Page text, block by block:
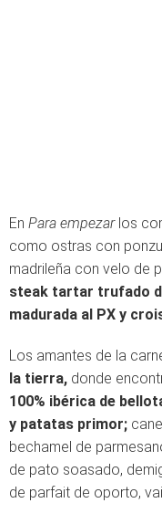
En Para empezar los
como ostras con
madrileña con velo de
steak tartar trufado
madurada al PX y
Los amantes de la
la tierra, donde
100% ibérica de
y patatas primor;
bechamel de
de pato soasado,
de parfait de oporto,